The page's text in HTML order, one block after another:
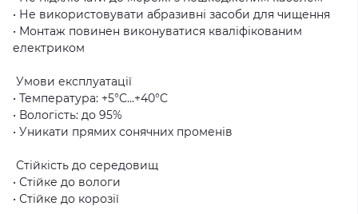
• Не використовувати абразивні засоби для чищення
• Монтаж повинен виконуватися кваліфікованим
електриком
Умови експлуатації
• Температура: +5°C...+40°C
• Вологість: до 95%
• Уникати прямих сонячних променів
Стійкість до середовищ
• Стійке до вологи
• Стійке до корозії